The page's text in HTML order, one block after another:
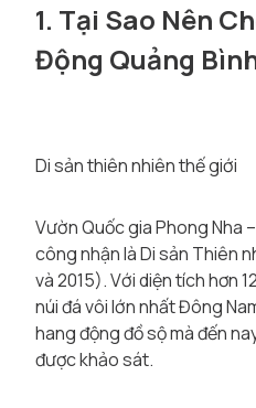
1. Tại Sao Nên
Động Quảng
Di sản thiên nhiên thế giới
Vườn Quốc gia Phong Nha
công nhận là Di sản Thiên
và 2015). Với diện tích hơn
núi đá vôi lớn nhất Đông
hang động đồ sộ mà đến
được khảo sát.